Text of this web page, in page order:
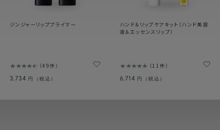
ジンジャーリッププライマー
49件
3,734 円（税込）
ハンド＆リップケアキット（ハンド美容
液＆エッセンスリップ）
11件
6,714 円（税込）